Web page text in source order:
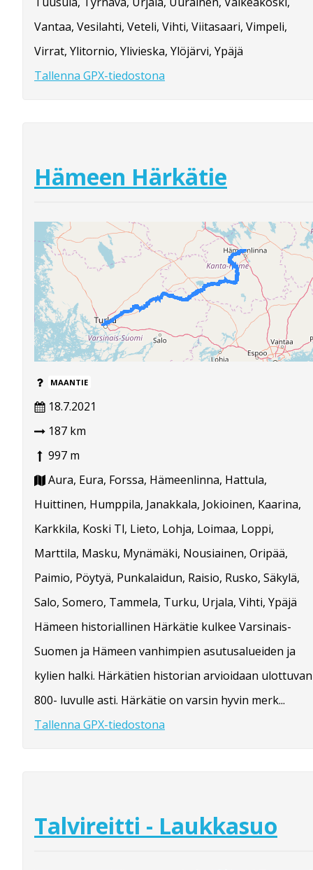
Vantaa, Vesilahti, Veteli, Vihti, Viitasaari, Vimpeli,
Virrat, Ylitornio, Ylivieska, Ylöjärvi, Ypäjä
Tallenna GPX-tiedostona
Hämeen Härkätie
MAANTIE
18.7.2021
187 km
997 m
Aura, Eura, Forssa, Hämeenlinna, Hattula,
Huittinen, Humppila, Janakkala, Jokioinen, Kaarina,
Karkkila, Koski Tl, Lieto, Lohja, Loimaa, Loppi,
Marttila, Masku, Mynämäki, Nousiainen, Oripää,
Paimio, Pöytyä, Punkalaidun, Raisio, Rusko, Säkylä,
Salo, Somero, Tammela, Turku, Urjala, Vihti, Ypäjä
Hämeen historiallinen Härkätie kulkee Varsinais-
Suomen ja Hämeen vanhimpien asutusalueiden ja
kylien halki. Härkätien historian arvioidaan ulottuvan
800- luvulle asti. Härkätie on varsin hyvin merk...
Tallenna GPX-tiedostona
Talvireitti - Laukkasuo